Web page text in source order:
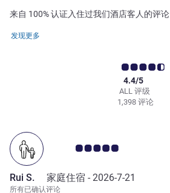
来自 100% 认证入住过我们酒店客人的评论
发现更多
ALL 评级
4.4/5
1,398 评论
客户意见评级 5.0/5
Rui S. 家庭住宿 - 2026-7-21
所有已确认评论